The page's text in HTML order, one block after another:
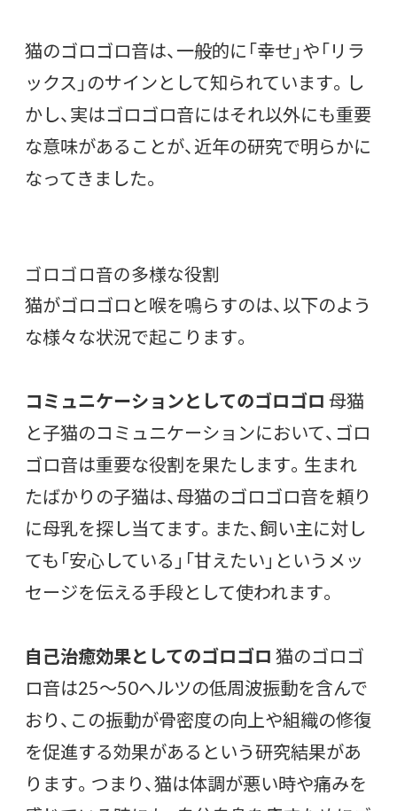
猫のゴロゴロ音は、一般的に「幸せ」や「リラ
ックス」のサインとして知られています。し
かし、実はゴロゴロ音にはそれ以外にも重要
な意味があることが、近年の研究で明らかに
なってきました。
ゴロゴロ音の多様な役割
猫がゴロゴロと喉を鳴らすのは、以下のよう
な様々な状況で起こります。
コミュニケーションとしてのゴロゴロ 母猫
と子猫のコミュニケーションにおいて、ゴロ
ゴロ音は重要な役割を果たします。生まれ
たばかりの子猫は、母猫のゴロゴロ音を頼り
に母乳を探し当てます。また、飼い主に対し
ても「安心している」「甘えたい」というメッ
セージを伝える手段として使われます。
自己治癒効果としてのゴロゴロ 猫のゴロゴ
ロ音は25〜50ヘルツの低周波振動を含んで
おり、この振動が骨密度の向上や組織の修復
を促進する効果があるという研究結果があ
ります。つまり、猫は体調が悪い時や痛みを